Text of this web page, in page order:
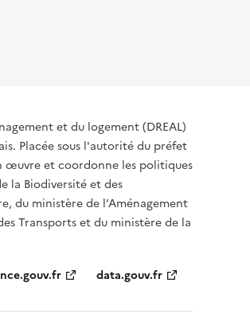
et du logement (DREAL)
Placée sous l'autorité du préfet
œuvre et coordonne les politiques
la Biodiversité et des
du ministère de l’Aménagement
Transports et du ministère de la
data.gouv.fr